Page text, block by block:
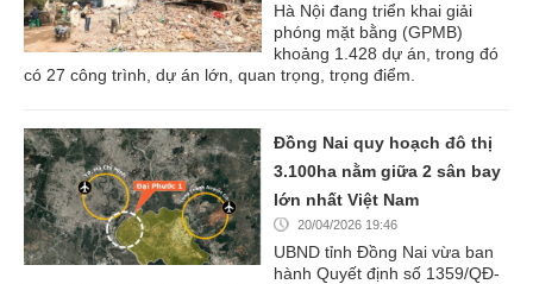
Hà Nội đang triển khai giải
phóng mặt bằng (GPMB)
khoảng 1.428 dự án, trong đó
có 27 công trình, dự án lớn, quan trọng, trọng điểm.
Đồng Nai quy hoạch đô thị
3.100ha nằm giữa 2 sân bay
lớn nhất Việt Nam
20/04/2026 19:46
UBND tỉnh Đồng Nai vừa ban
hành Quyết định số 1359/QĐ-